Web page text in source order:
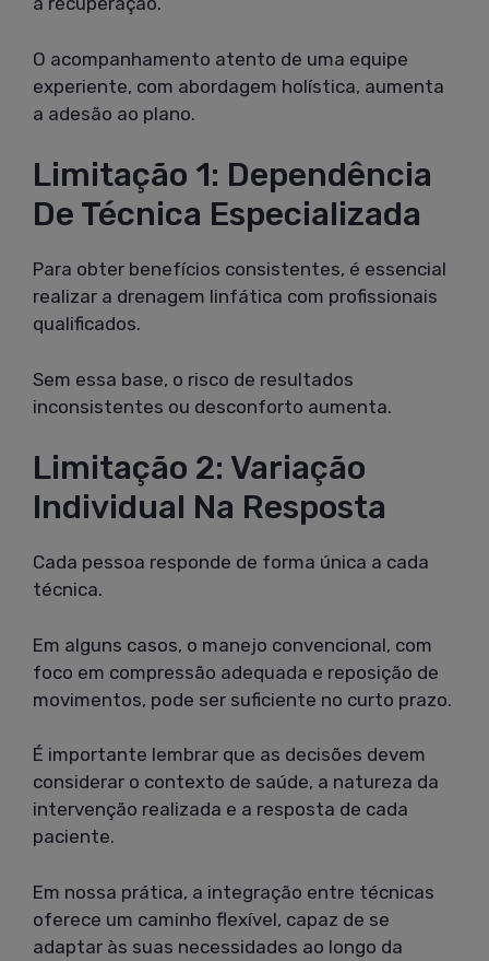
O acompanhamento atento de uma equipe
experiente, com abordagem holística, aumenta
a adesão ao plano.
Limitação 1: Dependência
De Técnica Especializada
Para obter benefícios consistentes, é essencial
realizar a drenagem linfática com profissionais
qualificados.
Sem essa base, o risco de resultados
inconsistentes ou desconforto aumenta.
Limitação 2: Variação
Individual Na Resposta
Cada pessoa responde de forma única a cada
técnica.
Em alguns casos, o manejo convencional, com
foco em compressão adequada e reposição de
movimentos, pode ser suficiente no curto prazo.
É importante lembrar que as decisões devem
considerar o contexto de saúde, a natureza da
intervenção realizada e a resposta de cada
paciente.
Em nossa prática, a integração entre técnicas
oferece um caminho flexível, capaz de se
adaptar às suas necessidades ao longo da